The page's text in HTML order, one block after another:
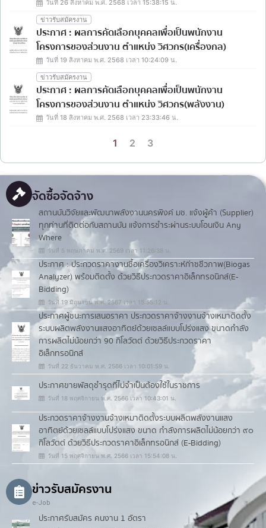
วันที่ 26 สิงหาคม พ.ศ. 2568 เวลา 15:38:15 น.
ข่าวรับสมัครงาน
ประกาศ : ผลการคัดเลือกบุคคลเพื่อเป็นพนักงาน
โครงการของส่วนงาน ตำแหน่ง วิศวกร(เครื่องกล)
วันที่ 19 สิงหาคม พ.ศ. 2568 เวลา 10:24:09 น.
ข่าวรับสมัครงาน
ประกาศ : ผลการคัดเลือกบุคคลเพื่อเป็นพนักงาน
โครงการของส่วนงาน ตำแหน่ง วิศวกร(พลังงาน)
วันที่ 18 สิงหาคม พ.ศ. 2568 เวลา 23:33:46 น.
1 2 3
จัดซื้อจัดจ้าง
สถานบันวิจัยและพัฒนาพลังงานนครพิงค์ มช. แจ้งผู้ค้า (Supplier)
ทุกท่านที่ติดต่อกับสถานบัน แจ้งการชำระผ่านระบบโอนเงิน Any
Where
วันที่ 5 พฤษภาคม พ.ศ. 2569 เวลา 11:26:38 น.
ประกาศ : ประกวดราคางานซื้อเครื่องวิเคราะห์ก๊าซชีวภาพ(ฺBiogas
Analyzer) พร้อมติดตั้ง ด้วยวิธีประกวดราคาอิเล็กทรอนิกส์(e-
Bidding)
วันที่ 19 มิถุนายน พ.ศ. 2567 เวลา 15:55:12 น.
ประกาศผู้ชนะการเสนอราคา ประกวดราคาจ้างงานจ้างเหมาติดตั้ง
ระบบผลิตพลังงานแสงอาทิตย์ด้วยเซลล์แบบโปร่งแสง ขนาดกำลัง
การผลิตไม่น้อยกว่า 90 กิโลวัตต์ ด้วยวิธีประกวดราคา
อิเล็กทรอนิกส์
วันที่ 22 ธันวาคม พ.ศ. 2566 เวลา 10:01:59 น.
ประกาศขายพัสดุชำรุดที่ไม่จำเป็นต้องใช้ในราชการ
วันที่ 18 พฤศจิกายน พ.ศ. 2566 เวลา 10:43:01 น.
ประกวดราคาจ้างงานจ้างเหมาติดตั้งระบบผลิตพลังงานแสง
อาทิตย์ด้วยเซลล์แบบโปร่งแสง ขนาด กำลังการผลิตไม่น้อยกว่า ๙๐
กิโลวัตต์ ด้วยวิธีประกวดราคาอิเล็กทรอนิกส์ (e-Bidding)
วันที่ 15 พฤศจิกายน พ.ศ. 2566 เวลา 15:54:08 น.
ข่าวรับสมัครงาน
e-Job
ประกาศรับสมัคร คนงาน 1 อัตรา